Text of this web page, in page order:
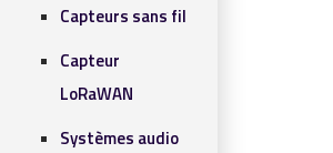
Capteurs sans fil
Capteur
LoRaWAN
Systèmes audio